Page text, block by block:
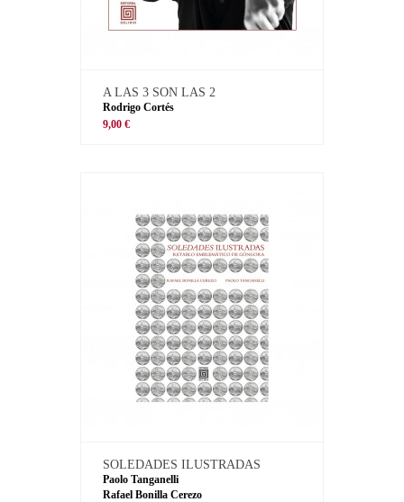
A LAS 3 SON LAS 2
Rodrigo Cortés
9,00 €
SOLEDADES ILUSTRADAS
Paolo Tanganelli
Rafael Bonilla Cerezo